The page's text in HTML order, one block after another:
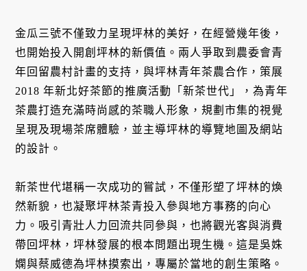
金瓜三號不僅致力呈現坪林的美好，在經營幾年後，
也開始投入開創坪林的新價值。兩人爭取到農委會青
年回留農村計畫的支持，與坪林青年茶農合作，策展
2018 年新北好茶節的推廣活動「新茶世代」，為青年
茶農打造充滿時尚感的茶職人形象，規劃市集的視覺
呈現及現場茶席體驗，並主導坪林的導覽地圖及網站
的設計。
新茶世代堪稱一次成功的嘗試，不僅形塑了坪林的煥
然新貌，也凝聚坪林茶青投入參與地方事務的向心
力。吸引青壯人力回流共同參與，也將觀光客與消費
帶回坪林，坪林發展的根本問題出現生機。這是吳姝
嫻與蔡威德為坪林摸索出，專屬於當地的創生策略。